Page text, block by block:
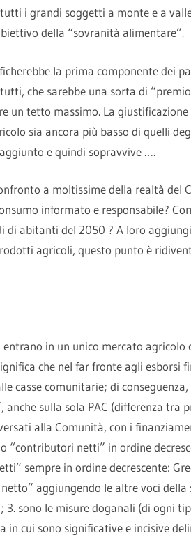
i grandi soggetti a monte e a
della “sovranità alimentare”.
la prima componente dei
che sarebbe una sorta di
un tetto massimo. La
sia ancora più basso di quelli
e quindi sopravvive ….
a moltissime della realtà del
informato e responsabile?
di abitanti del 2050 ? A loro
agricoli, questo punto è
in un unico mercato
che nel far fronte agli esborsi
casse comunitarie; di
sulla sola PAC (differenza tra
alla Comunità, con i
“contributori netti” in ordine
sempre in ordine decrescente:
aggiungendo le altre voci della
sono le misure doganali (di ogni
cui sono significative e incisive